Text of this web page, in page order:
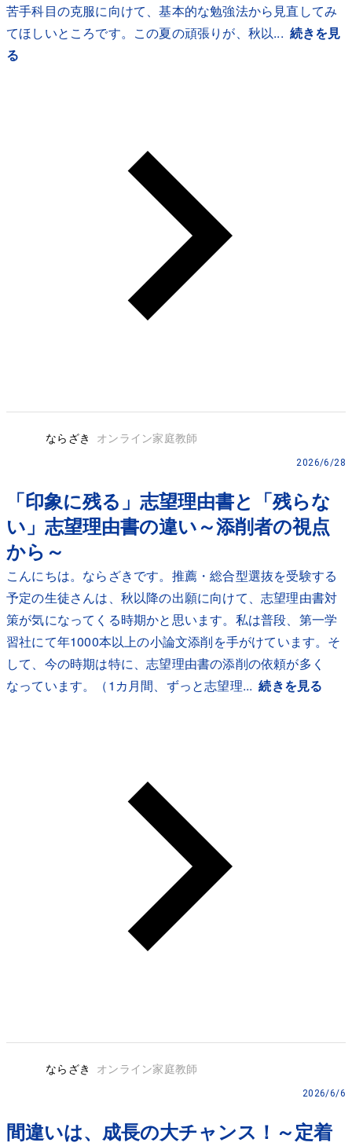
苦手科目の克服に向けて、基本的な勉強法から見直してみ
てほしいところです。この夏の頑張りが、秋以... 続きを見
る
ならざき オンライン家庭教師
2026/6/28
「印象に残る」志望理由書と「残らな
い」志望理由書の違い～添削者の視点
から～
こんにちは。ならざきです。推薦・総合型選抜を受験する
予定の生徒さんは、秋以降の出願に向けて、志望理由書対
策が気になってくる時期かと思います。私は普段、第一学
習社にて年1000本以上の小論文添削を手がけています。そ
して、今の時期は特に、志望理由書の添削の依頼が多く
なっています。（1カ月間、ずっと志望理... 続きを見る
ならざき オンライン家庭教師
2026/6/6
間違いは、成長の大チャンス！～定着